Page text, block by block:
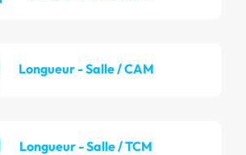
Longueur - Salle / CAM
Longueur - Salle / TCM